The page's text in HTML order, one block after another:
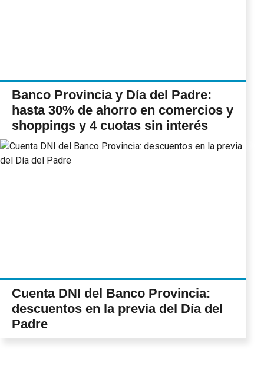
Banco Provincia y Día del Padre:
hasta 30% de ahorro en comercios y
shoppings y 4 cuotas sin interés
Cuenta DNI del Banco Provincia:
descuentos en la previa del Día del
Padre